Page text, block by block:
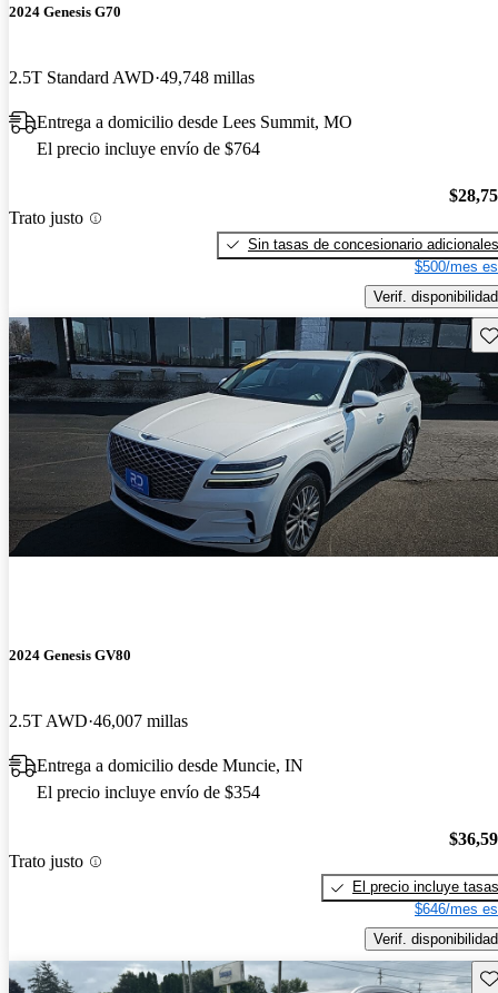
2024 Genesis G70
2.5T Standard AWD 49,748 millas
Entrega a domicilio desde Lees Summit, MO
El precio incluye envío de $764
Trato justo
Sin tasas de concesionario adicionales
$500/mes
Verif. disponibilidad
2024 Genesis GV80
2.5T AWD 46,007 millas
Entrega a domicilio desde Muncie, IN
El precio incluye envío de $354
Trato justo
El precio incluye tasas
$646/mes
Verif. disponibilidad